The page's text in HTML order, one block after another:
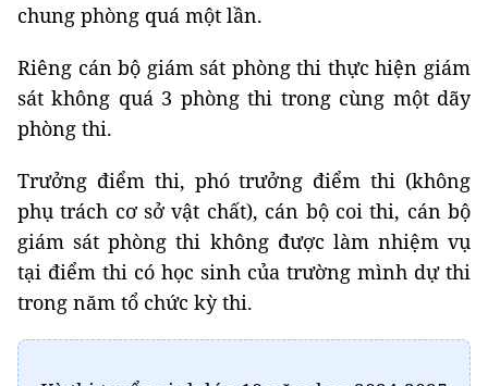
chung phòng quá một lần.
Riêng cán bộ giám sát phòng thi thực hiện giám
sát không quá 3 phòng thi trong cùng một dãy
phòng thi.
Trưởng điểm thi, phó trưởng điểm thi (không
phụ trách cơ sở vật chất), cán bộ coi thi, cán bộ
giám sát phòng thi không được làm nhiệm vụ
tại điểm thi có học sinh của trường mình dự thi
trong năm tổ chức kỳ thi.